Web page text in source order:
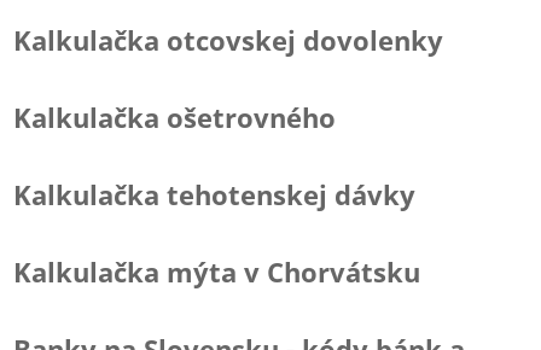
Kalkulačka otcovskej dovolenky
Kalkulačka ošetrovného
Kalkulačka tehotenskej dávky
Kalkulačka mýta v Chorvátsku